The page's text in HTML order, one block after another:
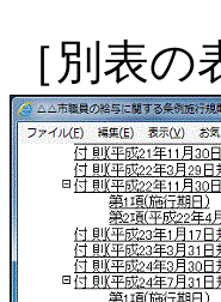
［別表の